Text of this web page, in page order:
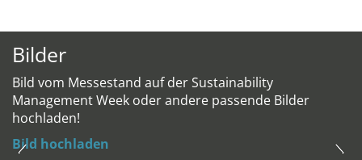
Bilder
Bild vom Messestand auf der Sustainability
Management Week oder andere passende Bilder
hochladen!
Bild hochladen